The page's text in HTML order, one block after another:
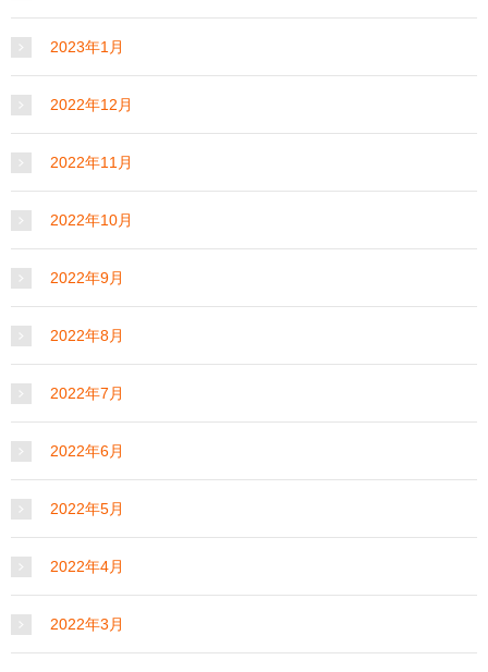
2023年1月
2022年12月
2022年11月
2022年10月
2022年9月
2022年8月
2022年7月
2022年6月
2022年5月
2022年4月
2022年3月